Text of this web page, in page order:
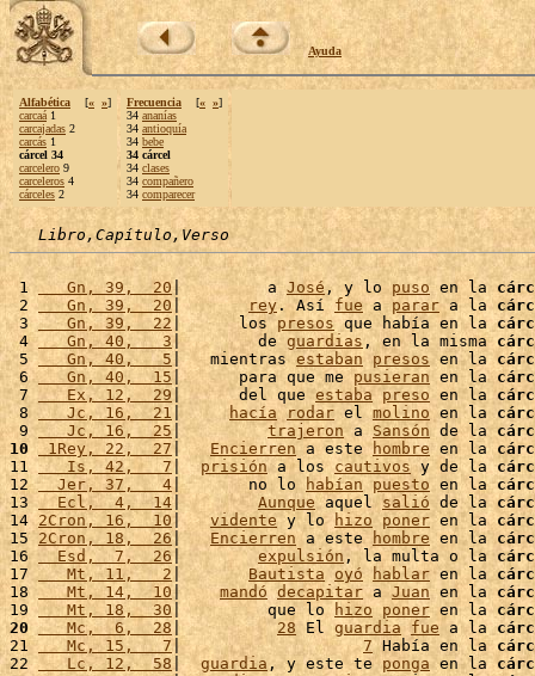
Ayuda
Alfabética [« »]
carcaá 1
carcajadas 2
carcás 1
cárcel 34
carcelero 9
carceleros 4
cárceles 2
Frecuencia [« »]
34 ananías
34 antioquía
34 bebe
34 cárcel
34 clases
34 compañero
34 comparecer
Libro,Capítulo,Verso
1
   Gn, 39,  20
|         a José, y lo puso en la
2
   Gn, 39,  20
| rey . Así fue a parar a la
3
   Gn, 39,  22
|      los presos que había en la
4
   Gn, 40,   3
|        de guardias , en la misma
5
   Gn, 40,   5
|   mientras estaban presos en la
6
   Gn, 40,  15
|      para que me pusieran en la
7
   Ex, 12,  29
|      del que estaba preso en la
8
   Jc, 16,  21
| hacía rodar el molino en la
9
   Jc, 16,  25
| trajeron a Sansón de la
10
1Rey, 22,  27| Encierren a este hombre en la
11
   Is, 42,   7
| prisión a los cautivos y de la
12
  Jer, 37,   4
|       no lo habían puesto en la
13
  Ecl,  4,  14
| Aunque aquel salió de la
14 2Cron, 16,  10 | vidente y lo hizo poner en la
15 2Cron, 18,  26| Encierren a este hombre en la
16
  Esd,  7,  26
| expulsión , la multa o la
17
   Mt, 11,   2
| Bautista oyó hablar en la
18
   Mt, 14,  10
| mandó decapitar a Juan en la
19
   Mt, 18,  30
|         que lo hizo poner en la
20
   Mc,  6,  28
| 28 El guardia fue a la
21
   Mc, 15,   7
| 7 Había en la
22
   Lc, 12,  58
| guardia , y este te ponga en la